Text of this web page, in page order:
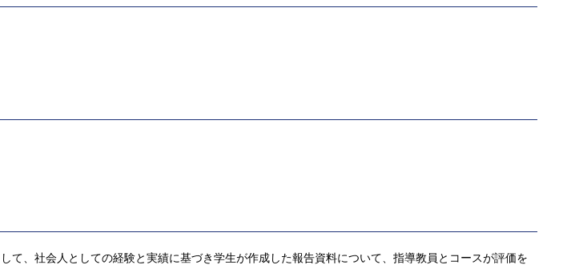
、社会人としての経験と実績に基づき学生が作成した報告資料について、指導教員とコースが評価を